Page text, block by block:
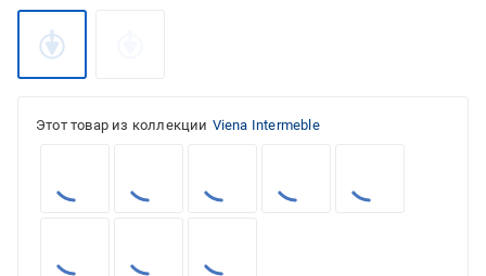
Этот товар из коллекции Viena Intermeble